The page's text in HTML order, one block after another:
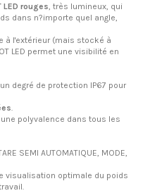
rouges, très lumineux, qui
dans n?importe quel angle,
à l'extérieur (mais stocké à
LED permet une visibilité en
degré de protection IP67 pour
.
polyvalence dans tous les
SEMI AUTOMATIQUE, MODE,
visualisation optimale du poids